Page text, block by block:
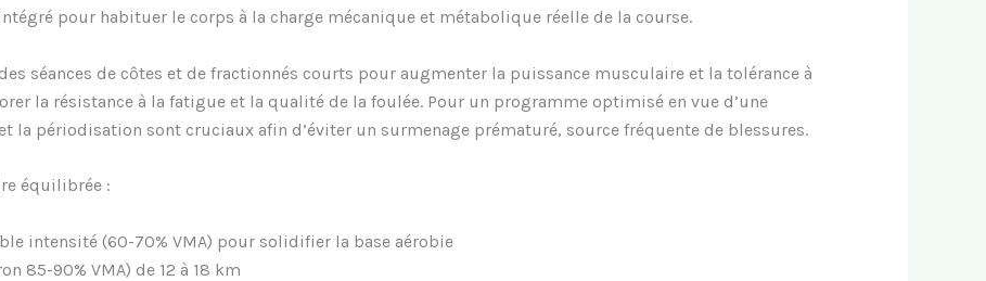
pour habituer le corps à la charge mécanique et métabolique réelle de la course.
séances de côtes et de fractionnés courts pour augmenter la puissance musculaire et la tolérance à
la résistance à la fatigue et la qualité de la foulée. Pour un programme optimisé en vue d’une
la périodisation sont cruciaux afin d’éviter un surmenage prématuré, source fréquente de blessures.
équilibrée :
intensité (60-70% VMA) pour solidifier la base aérobie
85-90% VMA) de 12 à 18 km